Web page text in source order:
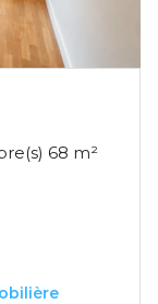
Appartement 3 pièce(s) 2 chambre(s) 68 m²